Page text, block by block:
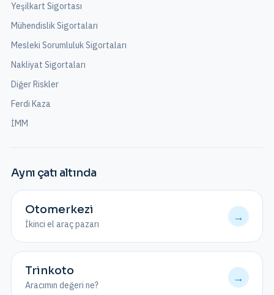
Yeşilkart Sigortası
Mühendislik Sigortaları
Mesleki Sorumluluk Sigortaları
Nakliyat Sigortaları
Diğer Riskler
Ferdi Kaza
İMM
Aynı çatı altında
Otomerkezi
İkinci el araç pazarı
→
Trinkoto
Aracımın değeri ne?
→